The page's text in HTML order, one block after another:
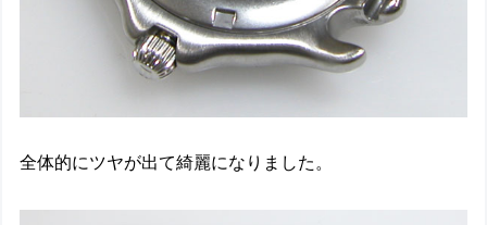
全体的にツヤが出て綺麗になりました。